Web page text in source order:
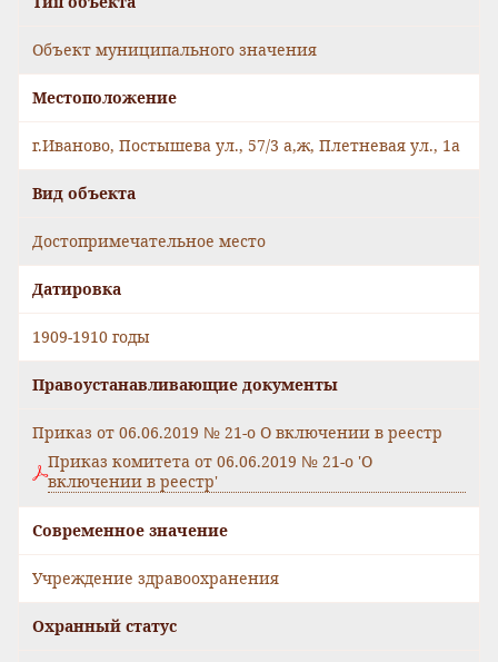
Объект муниципального значения
Местоположение
г.Иваново, Постышева ул., 57/3 а,ж, Плетневая ул., 1а
Вид объекта
Достопримечательное место
Датировка
1909-1910 годы
Правоустанавливающие документы
Приказ от 06.06.2019 № 21-о О включении в реестр
Приказ комитета от 06.06.2019 № 21-о 'О
включении в реестр'
Современное значение
Учреждение здравоохранения
Охранный статус